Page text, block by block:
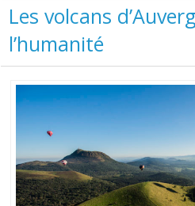
Les volcans
l’humanité